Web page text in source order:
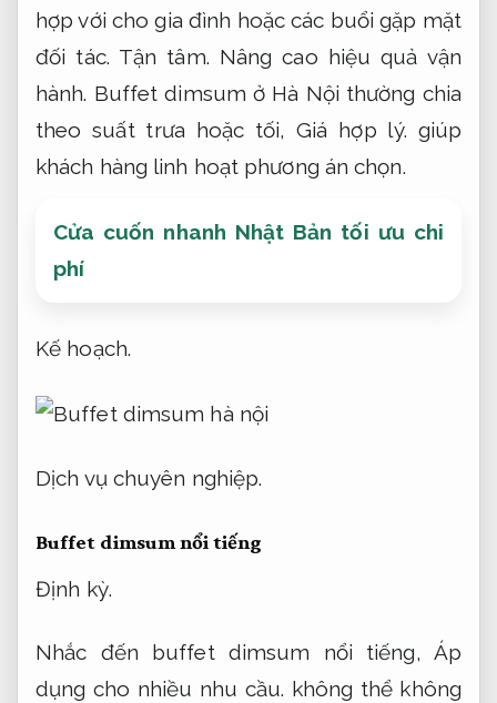
hợp với cho gia đình hoặc các buổi gặp mặt
đối tác. Tận tâm. Nâng cao hiệu quả vận
hành. Buffet dimsum ở Hà Nội thường chia
theo suất trưa hoặc tối,Giá hợp lý. giúp
khách hàng linh hoạt phương án chọn.
Cửa cuốn nhanh Nhật Bản tối ưu chi
phí
Kế hoạch.
Dịch vụ chuyên nghiệp.
Buffet dimsum nổi tiếng
Định kỳ.
Nhắc đến buffet dimsum nổi tiếng, Áp
dụng cho nhiều nhu cầu. không thể không